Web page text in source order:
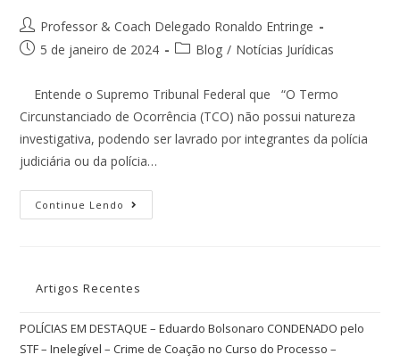
Professor & Coach Delegado Ronaldo Entringe
5 de janeiro de 2024
Blog / Notícias Jurídicas
Entende o Supremo Tribunal Federal que “O Termo
Circunstanciado de Ocorrência (TCO) não possui natureza
investigativa, podendo ser lavrado por integrantes da polícia
judiciária ou da polícia…
Continue Lendo
Artigos Recentes
POLÍCIAS EM DESTAQUE – Eduardo Bolsonaro CONDENADO pelo
STF – Inelegível – Crime de Coação no Curso do Processo –